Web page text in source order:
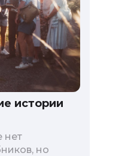
истории
нет
но